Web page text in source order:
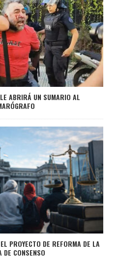
ABRIRÁ UN SUMARIO AL
PROYECTO DE REFORMA DE LA
DE CONSENSO